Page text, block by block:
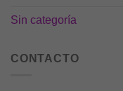
Sin categoría
CONTACTO